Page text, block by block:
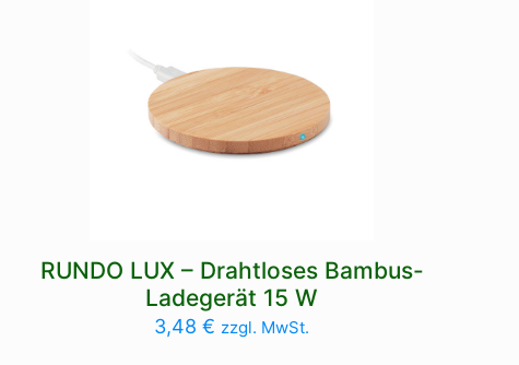
RUNDO LUX – Drahtloses Bambus-
Ladegerät 15 W
3,48€ zzgl. MwSt.